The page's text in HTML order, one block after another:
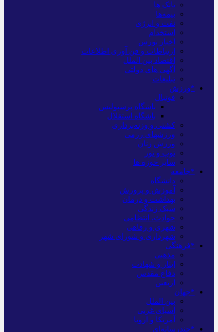
بانک ها
بیمه‌ها
نفت و انرژی
استخدام
اخبار بورس
ارتباطات و فن آوری اطلاعات
اقتصاد بین الملل
آگهی های دولتی
تبلیغات
*ورزش
فوتبال
باشگاه پرسپولیس
باشگاه استقلال
کشتی و وزنه‌برداری
ورزشهای رزمی
ورزش زنان
توپ و تور
سایر حوزه ها
*جامعه
دانشگاه
آموزش و پرورش
بهداشت و درمان
سبک زندگی
حوادث، انتظامی
شهری و رفاهی
شهرداری و شورای شهر
*فرهنگی
مذهبی
ایثار و شهادت
دفاع مقدس
اربعین
*جهان
بین الملل
آسیای غربی
آمریکا و اروپا
*چندرسانه‌ای